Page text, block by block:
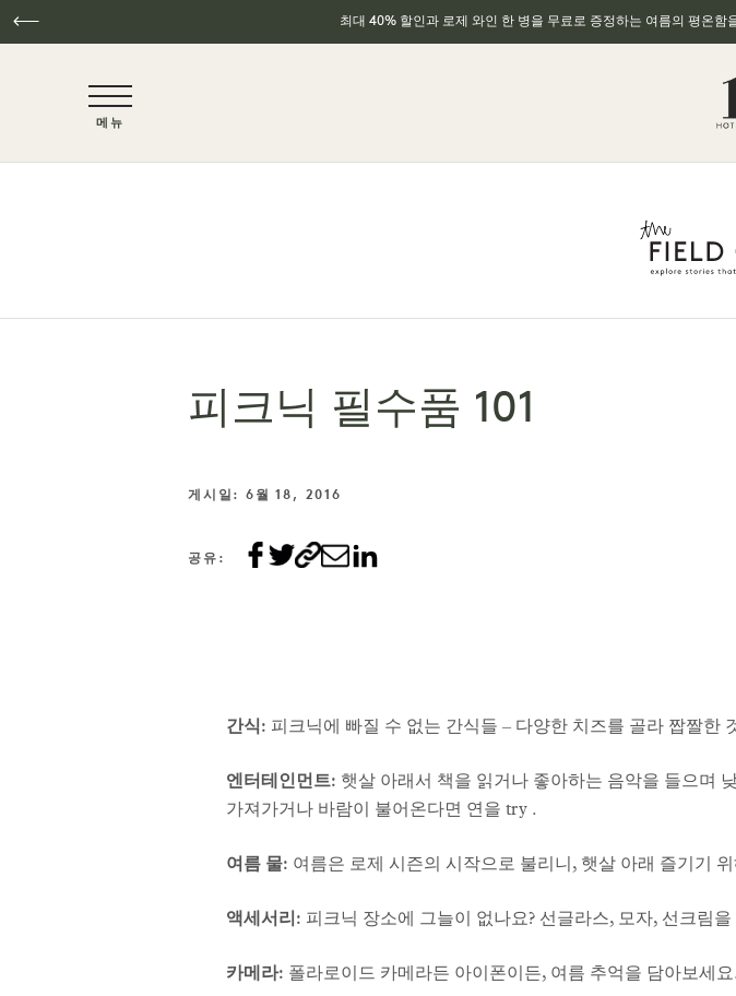
최대 40% 할인과 로제 와인 한 병을 무료로 증정하는 여름의 평온함
NaN / 6
메뉴
피크닉 필수품 101
게시일: 6월 18, 2016
공유:
간식: 피크닉에 빠질 수 없는 간식들 – 다양한 치즈를 골라 짭짤
엔터테인먼트: 햇살 아래서 책을 읽거나 좋아하는 음악을 들으며
가져가거나 바람이 불어온다면 연을 try .
여름 물: 여름은 로제 시즌의 시작으로 불리니, 햇살 아래 즐기기
액세서리: 피크닉 장소에 그늘이 없나요? 선글라스, 모자, 선크림
카메라: 폴라로이드 카메라든 아이폰이든, 여름 추억을 담아보세요.